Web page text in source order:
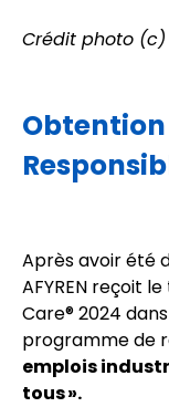
Crédit photo (c)
Après avoir été
AFYREN reçoit
Care® 2024
programme de
emplois
tous ».